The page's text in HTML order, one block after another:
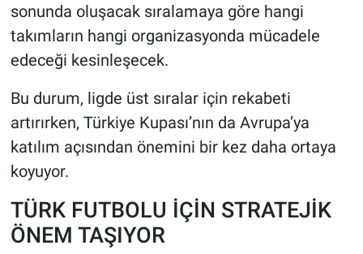
sonunda oluşacak sıralamaya göre hangi
takımların hangi organizasyonda mücadele
edeceği kesinleşecek.
Bu durum, ligde üst sıralar için rekabeti
artırırken, Türkiye Kupası’nın da Avrupa’ya
katılım açısından önemini bir kez daha ortaya
koyuyor.
TÜRK FUTBOLU İÇİN STRATEJİK
ÖNEM TAŞIYOR